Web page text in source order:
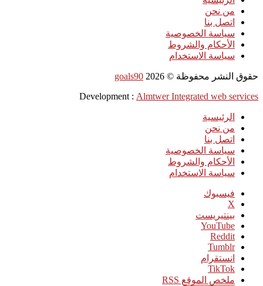
من نحن
اتصل بنا
سياسة الخصوصية
الأحكام والشروط
سياسة الاستخدام
حقوق النشر محفوظة © goals90 2026
Development : Almtwer Integrated web services
الرئيسية
من نحن
اتصل بنا
سياسة الخصوصية
الأحكام والشروط
سياسة الاستخدام
فيسبوك
‫X
بينتيريست
‫YouTube
انستقرام
‫TikTok
ملخص الموقع RSS